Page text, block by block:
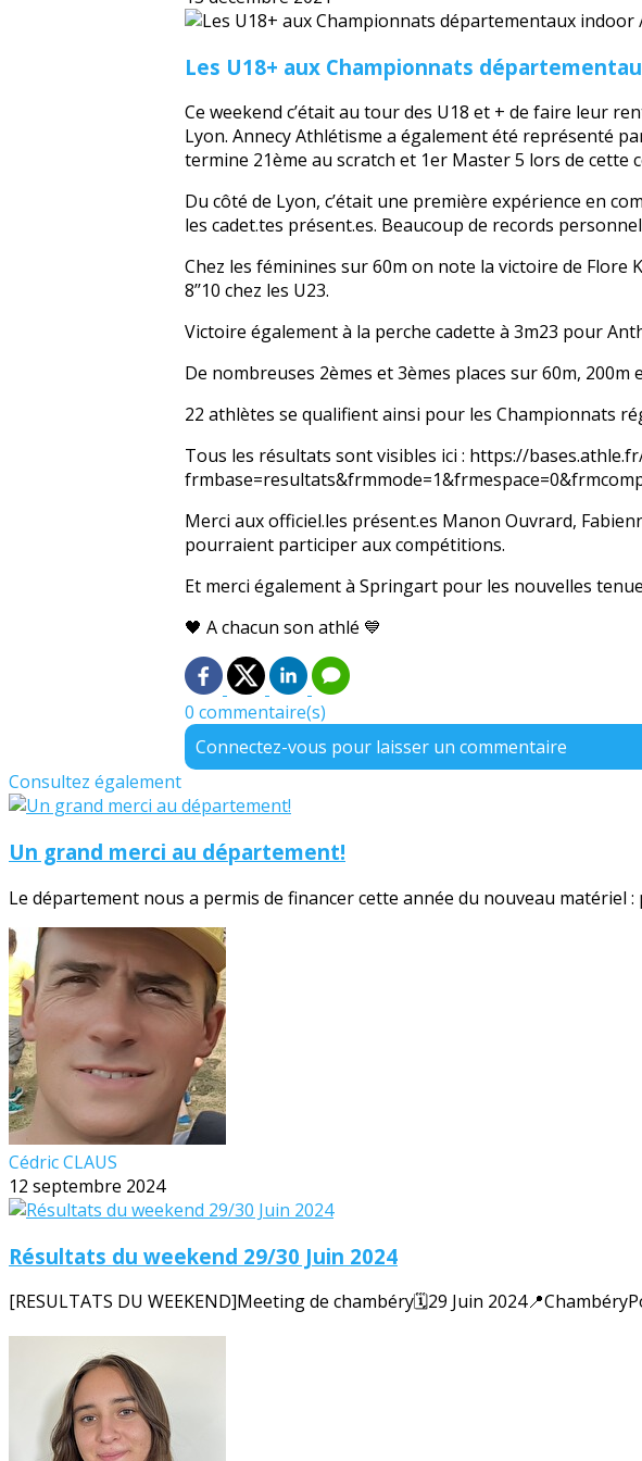
Les U18+ aux Championnats
Ce weekend c’était au tour des U18 et + de faire leur
Lyon. Annecy Athlétisme a également été représenté
termine 21ème au scratch et 1er Master 5 lors de cette
Du côté de Lyon, c’était une première expérience en
les cadet.tes présent.es. Beaucoup de records
Chez les féminines sur 60m on note la victoire de Flore
8’’10 chez les U23.
Victoire également à la perche cadette à 3m23 pour
De nombreuses 2èmes et 3èmes places sur 60m, 200m
22 athlètes se qualifient ainsi pour les Championnats
Tous les résultats sont visibles ici : https://
Merci aux officiel.les présent.es Manon Ouvrard,
pourraient participer aux compétitions.
Et merci également à Springart pour les nouvelles
🖤 A chacun son athlé 💙
0 commentaire(s)
Connectez-vous pour laisser un commentaire
Consultez également
Un grand merci au département!
Le département nous a permis de financer cette année du nouveau matériel :
Cédric CLAUS
12 septembre 2024
Résultats du weekend 29/30 Juin 2024
[RESULTATS DU WEEKEND]Meeting de chambéry🗓️29 Juin